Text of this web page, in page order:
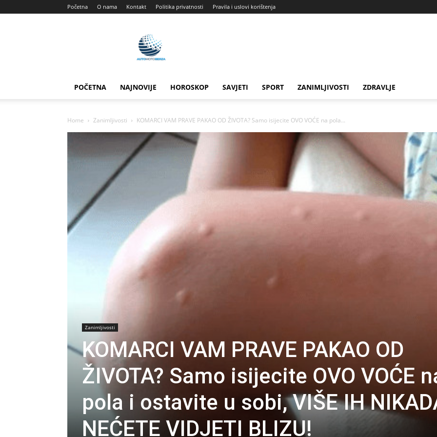
Početna O nama Kontakt Politika privatnosti Pravila i uslovi korištenja
Automotoberza
POČETNA NAJNOVIJE HOROSKOP SAVJETI SPORT ZANIMLJIVOSTI ZDRAVLJE
Home Zanimljivosti KOMARCI VAM PRAVE PAKAO OD ŽIVOTA? Samo isijecite OVO VOĆE na pola...
Zanimljivosti
KOMARCI VAM PRAVE PAKAO OD
ŽIVOTA? Samo isijecite OVO VOĆE
pola i ostavite u sobi, VIŠE IH
NEĆETE VIDJETI BLIZU!